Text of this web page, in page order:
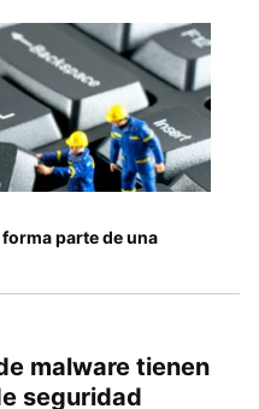
parte de una
malware tienen
seguridad